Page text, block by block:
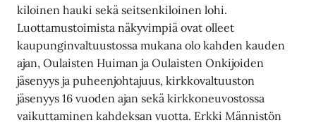
kiloinen hauki sekä seitsenkiloinen lohi.
Luottamustoimista näkyvimpiä ovat olleet
kaupunginvaltuustossa mukana olo kahden kauden
ajan, Oulaisten Huiman ja Oulaisten Onkijoiden
jäsenyys ja puheenjohtajuus, kirkkovaltuuston
jäsenyys 16 vuoden ajan sekä kirkkoneuvostossa
vaikuttaminen kahdeksan vuotta. Erkki Männistön